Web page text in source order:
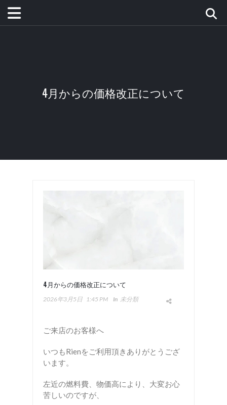
4月からの価格改正について
4月からの価格改正について
2026年3月5日 1:45 PM In 未分類
ご来店のお客様へ
いつもRienをご利用頂きありがとうござ
います。
左近の燃料費、物価高により、大変お心
苦しいのですが、